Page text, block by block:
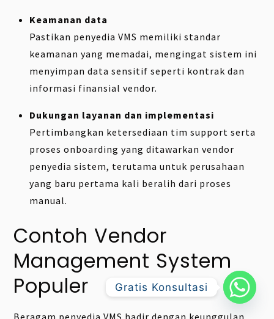
Keamanan data
Pastikan penyedia VMS memiliki standar
keamanan yang memadai, mengingat sistem ini
menyimpan data sensitif seperti kontrak dan
informasi finansial vendor.
Dukungan layanan dan implementasi
Pertimbangkan ketersediaan tim support serta
proses onboarding yang ditawarkan vendor
penyedia sistem, terutama untuk perusahaan
yang baru pertama kali beralih dari proses
manual.
Contoh Vendor
Management System
Populer
Beragam penyedia VMS hadir dengan keunggulan
Gratis Konsultasi